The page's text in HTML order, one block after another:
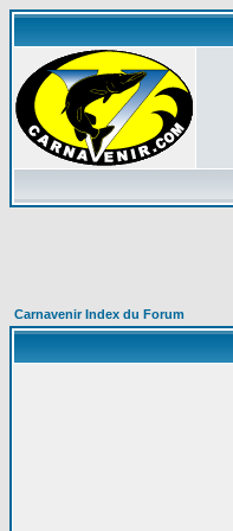
Carnavenir Index du Forum